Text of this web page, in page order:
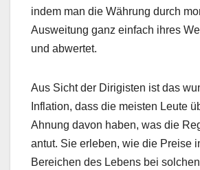
indem man die Währung durch
Ausweitung ganz einfach ihres
und abwertet.
Aus Sicht der Dirigisten ist das
Inflation, dass die meisten Leute
Ahnung davon haben, was die
antut. Sie erleben, wie die Preise
Bereichen des Lebens bei